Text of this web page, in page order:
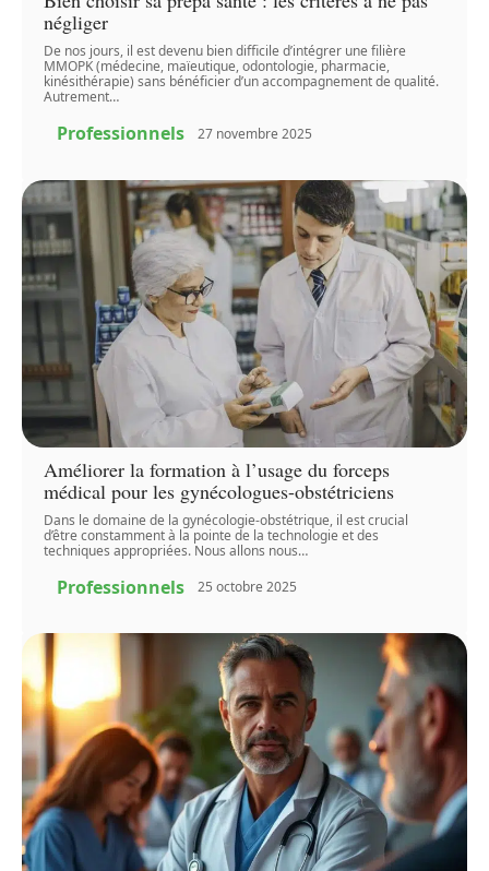
négliger
De nos jours, il est devenu bien difficile d’intégrer une filière
MMOPK (médecine, maïeutique, odontologie, pharmacie,
kinésithérapie) sans bénéficier d’un accompagnement de qualité.
Autrement…
Professionnels 27 novembre 2025
Améliorer la formation à l’usage du forceps
médical pour les gynécologues-obstétriciens
Dans le domaine de la gynécologie-obstétrique, il est crucial
d’être constamment à la pointe de la technologie et des
techniques appropriées. Nous allons nous…
Professionnels 25 octobre 2025